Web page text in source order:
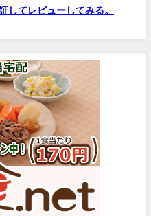
してレビューしてみる。